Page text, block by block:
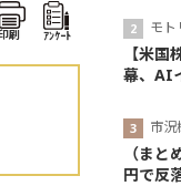
刷 ｱﾝｹｰﾄ モト
【米
幕、AI
市況
（ま
円で反